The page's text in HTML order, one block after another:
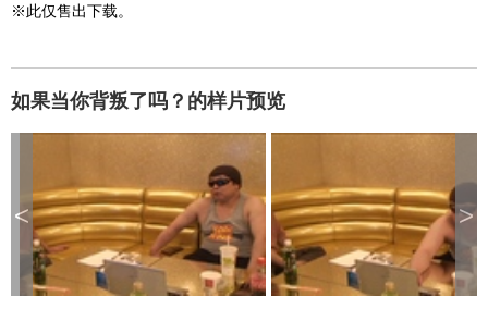
※此仅售出下载。
如果当你背叛了吗？的样片预览
< >